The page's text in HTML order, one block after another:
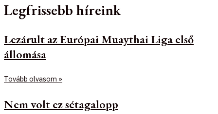
Legfrissebb híreink
Lezárult az Európai Muaythai Liga első
állomása
Tovább olvasom »
Nem volt ez sétagalopp